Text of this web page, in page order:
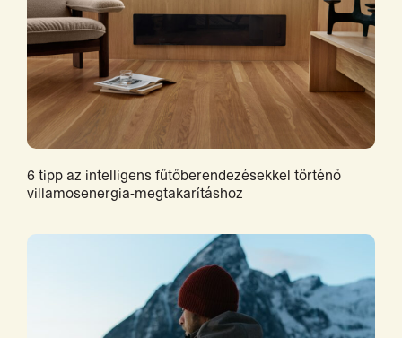
6 tipp az intelligens fűtőberendezésekkel történő
villamosenergia-megtakarításhoz